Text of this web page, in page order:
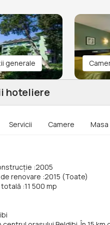
generale
hoteliere
Servicii Camere Masa
:2005
renovare :2015 (Toate)
totală :11 500 mp